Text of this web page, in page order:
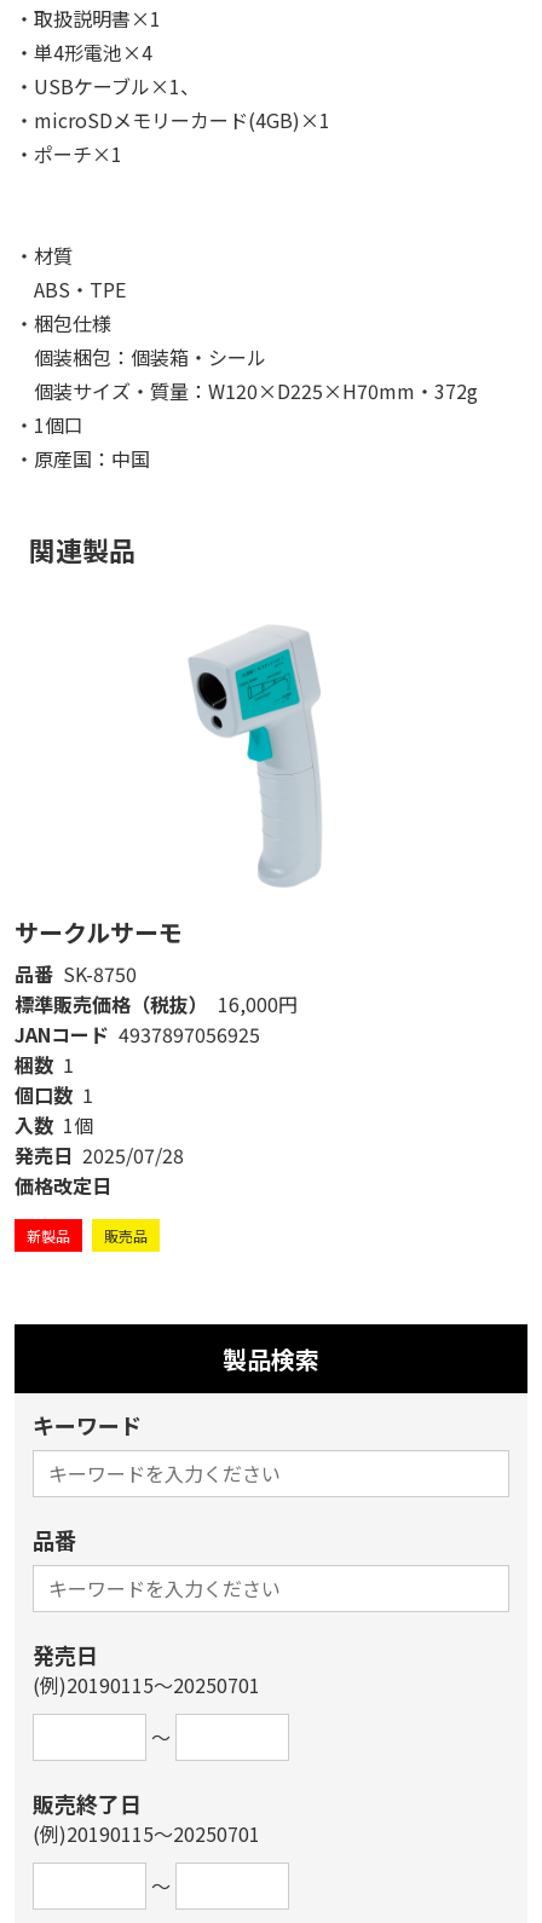
・取扱説明書×1
・単4形電池×4
・USBケーブル×1、
・microSDメモリーカード(4GB)×1
・ポーチ×1
・材質
ABS・TPE
・梱包仕様
個装梱包：個装箱・シール
個装サイズ・質量：W120×D225×H70mm・372g
・1個口
・原産国：中国
関連製品
サークルサーモ
品番 SK-8750
標準販売価格（税抜）
16,000円
JANコード 4937897056925
梱数 1
個口数 1
入数 1個
発売日 2025/07/28
価格改定日
新製品 販売品
製品検索
キーワード
品番
発売日
(例)20190115～20250701
～
販売終了日
(例)20190115～20250701
～